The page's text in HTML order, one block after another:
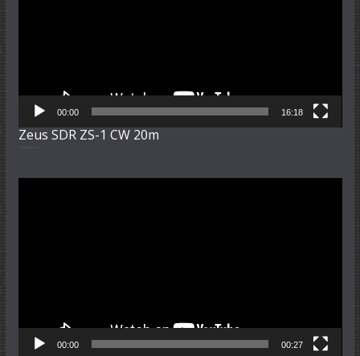
00:00 16:18
Zeus SDR ZS-1 CW 20m
00:00 00:27